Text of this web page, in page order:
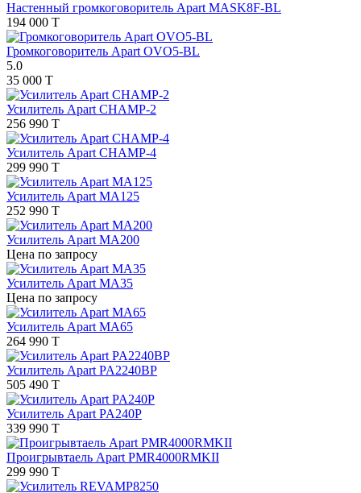
Настенный громкоговоритель Apart MASK8F-BL
194 000 T
Громкоговоритель Apart OVO5-BL
5.0
35 000 T
Усилитель Apart CHAMP-2
256 990 T
Усилитель Apart CHAMP-4
299 990 T
Усилитель Apart MA125
252 990 T
Усилитель Apart MA200
Цена по запросу
Усилитель Apart MA35
Цена по запросу
Усилитель Apart МА65
264 990 T
Усилитель Apart PA2240BP
505 490 T
Усилитель Apart PA240P
339 990 T
Проигрывтаель Apart PMR4000RMKII
299 990 T